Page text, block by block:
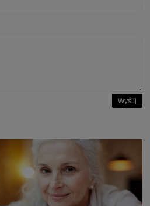
Wyślij